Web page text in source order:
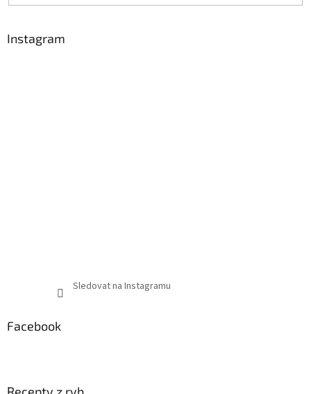
Instagram
Sledovat na Instagramu
Facebook